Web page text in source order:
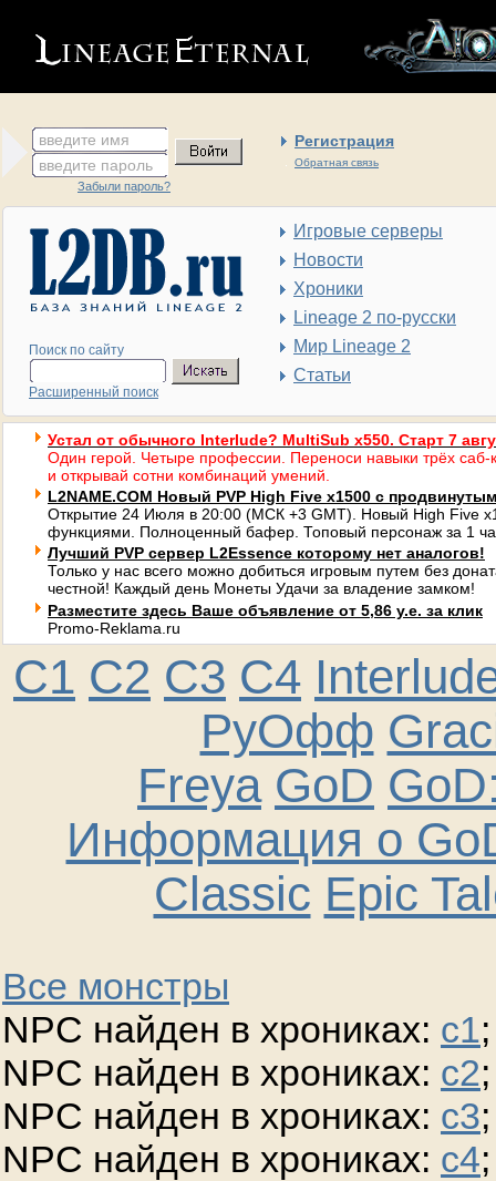
введите имя Регистрация
Обратная связь
введите пароль
Забыли пароль?
Поиск по сайту
Расширенный поиск
Игровые серверы
Новости
Хроники
Lineage 2 по-русски
Мир Lineage 2
Статьи
Устал от обычного Interlude? MultiSub x550. Старт 7
Один герой. Четыре профессии. Переноси навыки трёх саб-
и открывай сотни комбинаций умений.
L2NAME.COM Новый PVP High Five x1500 с
Открытие 24 Июля в 20:00 (МСК +3 GMT). Новый High Five
функциями. Полноценный бафер. Топовый персонаж за 1
Лучший PVP сервер L2Essence которому нет аналогов!
Только у нас всего можно добиться игровым путем без
честной! Каждый день Монеты Удачи за владение замком!
Разместите здесь Ваше объявление от 5,86 у.е. за клик
Promo-Reklama.ru
C1 C2 C3 C4
РуОфф
Freya GoD
Информация о
Classic Epic
Все монстры
NPC найден в хрониках: c1;
NPC найден в хрониках: c2;
NPC найден в хрониках: c3;
NPC найден в хрониках: c4;